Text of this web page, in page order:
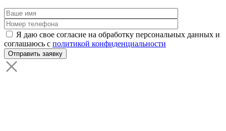
Я даю свое согласие на обработку персональных данных и
соглашаюсь с политикой конфиденциальности